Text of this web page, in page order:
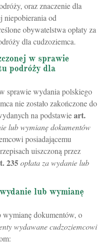
oraz znaczenie dla
niepobierania od
obywatelstwa opłaty za
dla cudzoziemca.
w sprawie
podróży dla
sprawie wydania polskiego
nie zostało zakończone do
na podstawieart.
lub wymianę dokumentów
posiadającemu
uiszczoną przez
235opłata za wydanie lub
lub wymianę
wymianę dokumentów, o
wydawane cudzoziemcowi